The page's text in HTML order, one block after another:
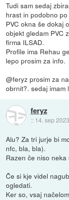
Tudi sam sedaj
hrast in podobno
PVC okna še dokaj
objekt gledam PVC
firma ILSAD.
Profile ima Rehau
lepo prosim za info.
@feryz prosim za
obrnit?. sedaj imam
feryz
:: 14. sep
Alu? Za tri jurje bi
nfc, bla, bla).
Razen če niso
Če si kje videl
ogledati.
Ker so, vsaj